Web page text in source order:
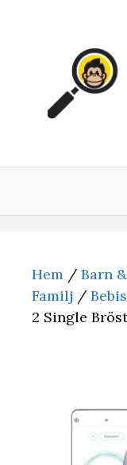
Hem / Barn &
Familj / Bebis
2 Single